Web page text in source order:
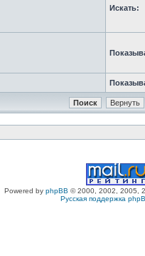
Искать:
Powered by phpBB © 2000, 2002, 2005,
Русская поддержка